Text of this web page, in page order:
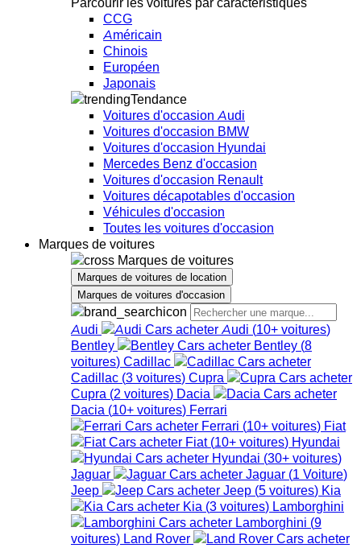
CCG
Américain
Chinois
Européen
Japonais
Tendance
Voitures d'occasion Audi
Voitures d'occasion BMW
Voitures d'occasion Hyundai
Mercedes Benz d'occasion
Voitures d'occasion Renault
Voitures décapotables d'occasion
Véhicules d'occasion
Toutes les voitures d'occasion
Marques de voitures
Marques de voitures
Marques de voitures de location
Marques de voitures d'occasion
Audi Audi (10+ voitures)
Bentley
Bentley (8
voitures) Cadillac
Cadillac (3 voitures) Cupra
Cupra (2 voitures) Dacia
Dacia (10+ voitures) Ferrari
Ferrari (10+ voitures) Fiat
Fiat (10+ voitures) Hyundai
Hyundai (30+ voitures)
Jaguar
Jaguar (1 Voiture)
Jeep
Jeep (5 voitures) Kia
Kia (3 voitures) Lamborghini
Lamborghini (9
voitures) Land Rover